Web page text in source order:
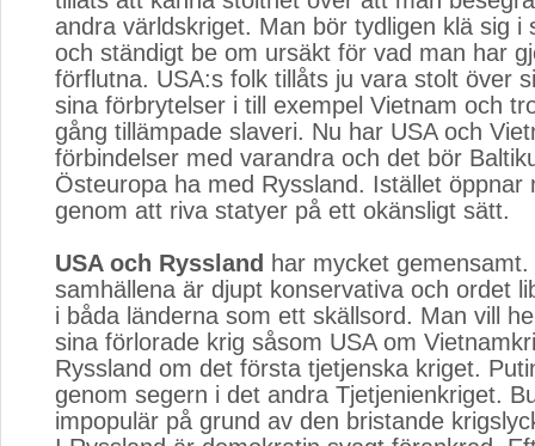
andra världskriget. Man bör tydligen klä sig i
och ständigt be om ursäkt för vad man har
förflutna. USA:s folk tillåts ju vara stolt över
sina förbrytelser i till exempel Vietnam och
gång tillämpade slaveri. Nu har USA och
förbindelser med varandra och det bör
Östeuropa ha med Ryssland. Istället öppnar
genom att riva statyer på ett okänsligt sätt.
USA och Ryssland har mycket gemensamt.
samhällena är djupt konservativa och ordet
i båda länderna som ett skällsord. Man vill
sina förlorade krig såsom USA om
Ryssland om det första tjetjenska kriget.
genom segern i det andra Tjetjenienkriget.
impopulär på grund av den bristande